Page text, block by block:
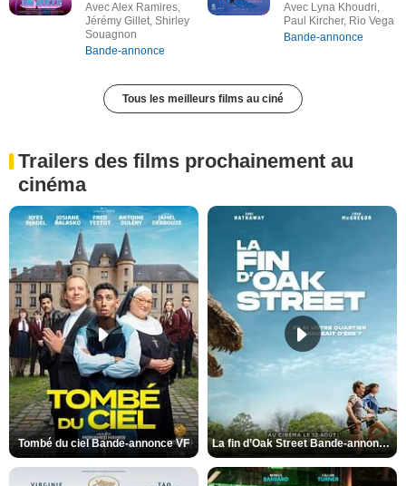
Avec Alex Ramires,
Jérémy Gillet, Shirley
Souagnon
Bande-annonce
Avec Lyna Khoudri,
Paul Kircher, Rio Vega
Bande-annonce
Tous les meilleurs films au ciné
Trailers des films prochainement au
cinéma
Tombé du ciel Bande-annonce VF La fin d’Oak Street Bande-annonce VO STFR